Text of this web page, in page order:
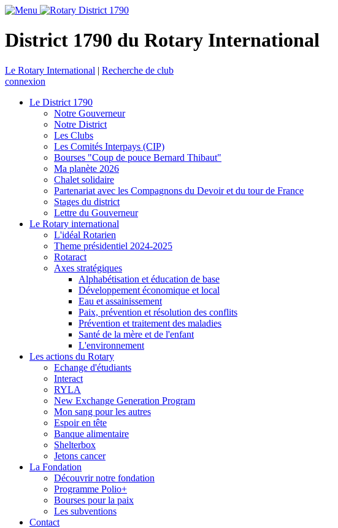
District 1790 du Rotary International
Le Rotary International | Recherche de club
connexion
Le District 1790
Notre Gouverneur
Notre District
Les Clubs
Les Comités Interpays (CIP)
Bourses "Coup de pouce Bernard Thibaut"
Ma planète 2026
Chalet solidaire
Partenariat avec les Compagnons du Devoir et du tour de France
Stages du district
Lettre du Gouverneur
Le Rotary international
L'idéal Rotarien
Theme présidentiel 2024-2025
Rotaract
Axes stratégiques
Alphabétisation et éducation de base
Développement économique et local
Eau et assainissement
Paix, prévention et résolution des conflits
Prévention et traitement des maladies
Santé de la mère et de l'enfant
L'environnement
Les actions du Rotary
Echange d'étudiants
Interact
RYLA
New Exchange Generation Program
Mon sang pour les autres
Espoir en tête
Banque alimentaire
Shelterbox
Jetons cancer
La Fondation
Découvrir notre fondation
Programme Polio+
Bourses pour la paix
Les subventions
Contact